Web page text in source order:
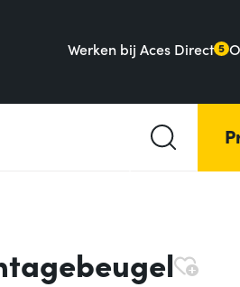
Werken bij Aces Direct 5